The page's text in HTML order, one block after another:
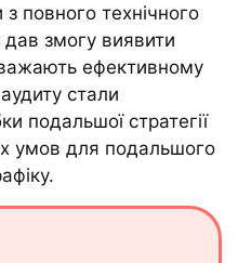
повного технічного
дав змогу виявити
ефективному
стали
подальшої стратегії
умов для подальшого